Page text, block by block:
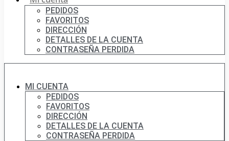
PEDIDOS
FAVORITOS
DIRECCIÓN
DETALLES DE LA CUENTA
CONTRASEÑA PERDIDA
MI CUENTA
PEDIDOS
FAVORITOS
DIRECCIÓN
DETALLES DE LA CUENTA
CONTRASEÑA PERDIDA